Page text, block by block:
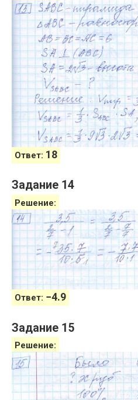
Ответ: 18
Задание 14
Решение:
Ответ: −4.9
Задание 15
Решение: